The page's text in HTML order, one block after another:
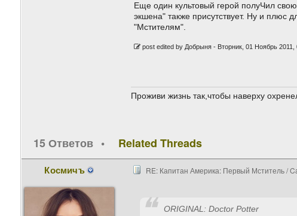
Еще один культовый герой полуЧил
экшена" также присутствует. Ну и плюс
"Мстителям".
post edited by Добрыня - Вторник, 01 Ноябрь 2011,
Проживи жизнь так,чтобы наверху
15 Ответов Related Threads
Космичъ RE: Капитан Америка: Первый Мститель /
ORIGINAL: Doctor Potter